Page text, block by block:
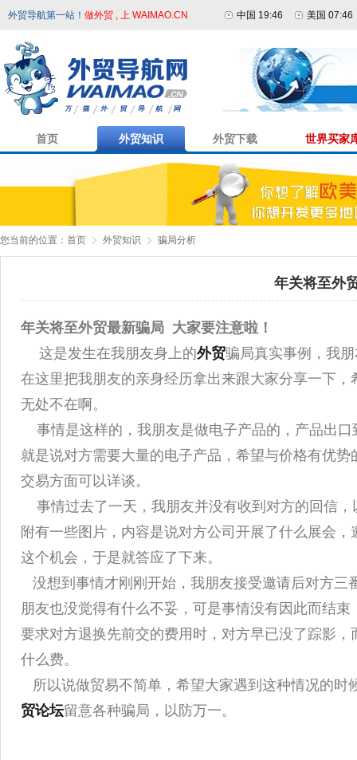
外贸导航第一站！ 做外贸 , 上 WAIMAO.CN 中国 19:46 美国 07:46
首页 外贸知识 外贸下载 世界买家
您当前的位置： 首页 外贸知识 骗局分析
年关将至外
年关将至外贸最新骗局 大家要注意啦！
这是发生在我朋友身上的外贸骗局真实事例，我
在这里把我朋友的亲身经历拿出来跟大家分享一下
无处不在啊。
事情是这样的，我朋友是做电子产品的，产品出
就是说对方需要大量的电子产品，希望与价格有优
交易方面可以详谈。
事情过去了一天，我朋友并没有收到对方的回信
附有一些图片，内容是说对方公司开展了什么展会
这个机会，于是就答应了下来。
没想到事情才刚刚开始，我朋友接受邀请后对方三
朋友也没觉得有什么不妥，可是事情没有因此而结
要求对方退换先前交的费用时，对方早已没了踪影
什么费。
所以说做贸易不简单，希望大家遇到这种情况的时
贸论坛留意各种骗局，以防万一。